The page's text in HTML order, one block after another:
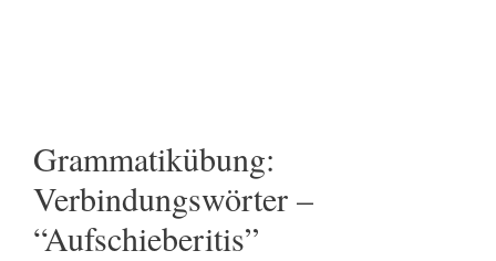
Grammatikübung:
Verbindungswörter –
“Aufschieberitis”